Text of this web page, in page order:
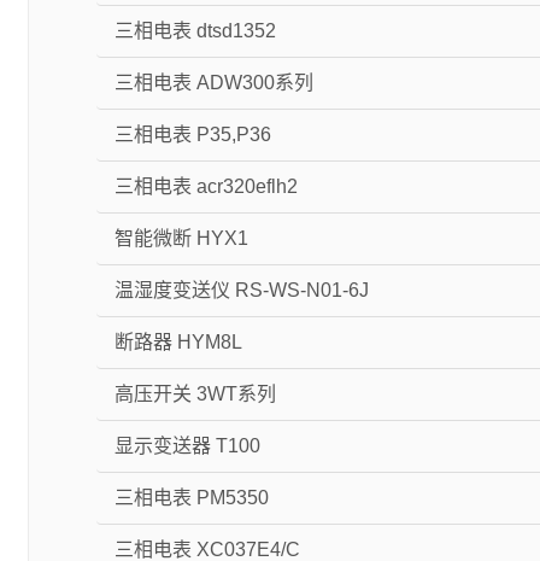
三相电表 dtsd1352
三相电表 ADW300系列
三相电表 P35,P36
三相电表 acr320eflh2
智能微断 HYX1
温湿度变送仪 RS-WS-N01-6J
断路器 HYM8L
高压开关 3WT系列
显示变送器 T100
三相电表 PM5350
三相电表 XC037E4/C